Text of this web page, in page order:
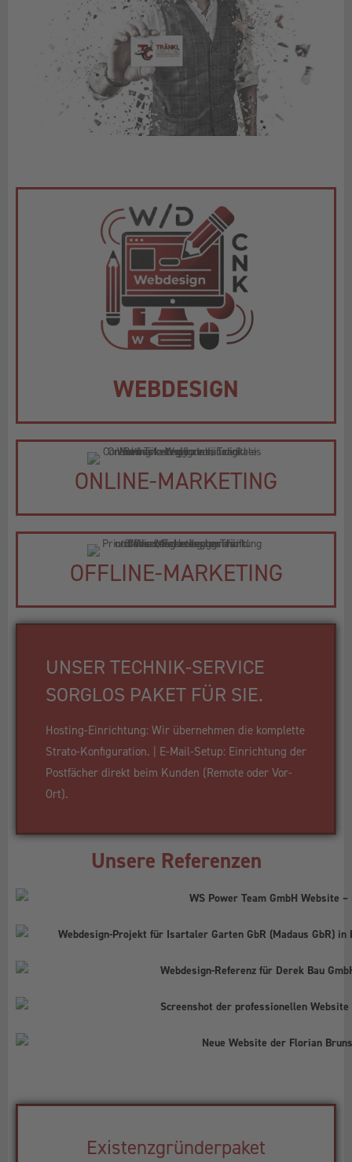
WEBDESIGN
ONLINE-MARKETING
OFFLINE-MARKETING
UNSER TECHNIK-SERVICE
SORGLOS PAKET FÜR SIE.
Hosting-Einrichtung: Wir übernehmen die komplette
Strato-Konfiguration. | E-Mail-Setup: Einrichtung der
Postfächer direkt beim Kunden (Remote oder Vor-
Ort).
Unsere Referenzen
Existenzgründerpaket